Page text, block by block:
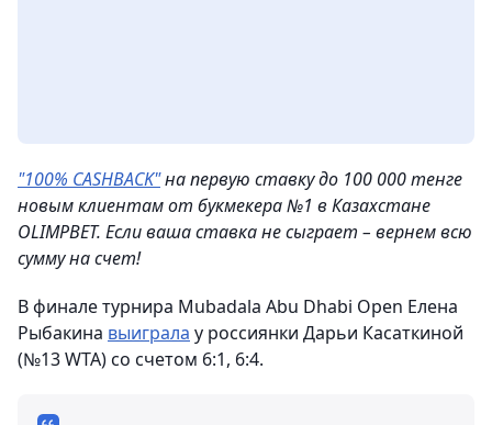
"100% CASHBACK"на первую ставку до 100 000 тенге
новым клиентам от букмекера №1 в Казахстане
OLIMPBET. Если ваша ставка не сыграет – вернем всю
сумму на счет!
В финале турнира Mubadala Abu Dhabi Open Елена
Рыбакина выиграла у россиянки Дарьи Касаткиной
(№13 WTA) со счетом 6:1, 6:4.